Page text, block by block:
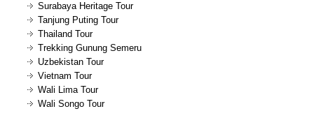
Surabaya Heritage Tour
Tanjung Puting Tour
Thailand Tour
Trekking Gunung Semeru
Uzbekistan Tour
Vietnam Tour
Wali Lima Tour
Wali Songo Tour